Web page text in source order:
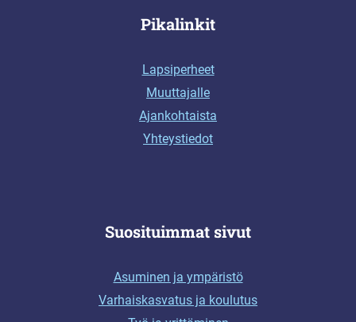
Pikalinkit
Lapsiperheet
Muuttajalle
Ajankohtaista
Yhteystiedot
Suosituimmat sivut
Asuminen ja ympäristö
Varhaiskasvatus ja koulutus